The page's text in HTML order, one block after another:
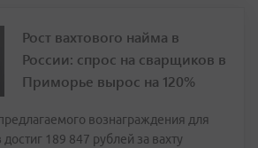
Рост вахтового найма в
России: спрос на сварщиков в
Приморье вырос на 120%
вознаграждения для
189 847 рублей за вахту